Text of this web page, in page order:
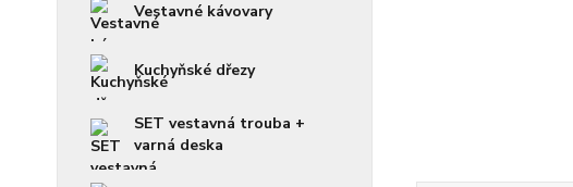
Vestavné kávovary
Kuchyňské dřezy
SET vestavná trouba +
varná deska